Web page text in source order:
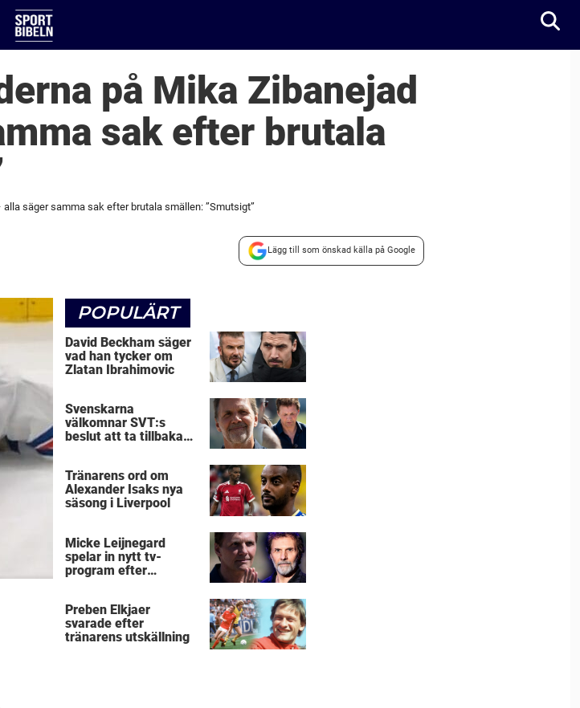
på Mika Zibanejad
sak efter brutala
säger samma sak efter brutala smällen: ”Smutsigt”
Lägg till som önskad källa på Google
POPULÄRT
David Beckham säger
vad han tycker om
Zlatan Ibrahimovic
Svenskarna
välkomnar SVT:s
beslut att ta tillbaka
Tränarens ord om
Alexander Isaks nya
säsong i Liverpool
Micke Leijnegard
spelar in nytt tv-
program efter
Preben Elkjaer
svarade efter
tränarens utskällning